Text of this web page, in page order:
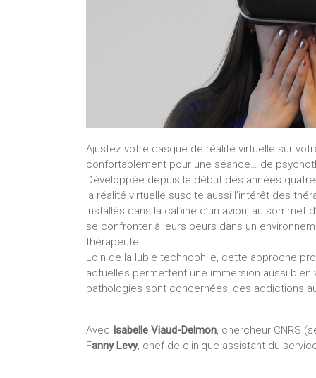
Ajustez votre casque de réalité virtuelle sur
confortablement pour une séance… de
Développée depuis le début des années
la réalité virtuelle suscite aussi l’intérêt des
Installés dans la cabine d’un avion, au sommet
se confronter à leurs peurs dans un
thérapeute.
Loin de la lubie technophile, cette approche
actuelles permettent une immersion aussi
pathologies sont concernées, des addictions
Avec Isabelle Viaud-Delmon, chercheur CNRS
Fanny Levy, chef de clinique assistant du